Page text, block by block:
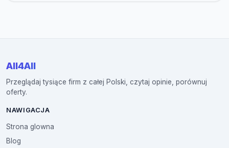
All4All
Przeglądaj tysiące firm z całej Polski, czytaj opinie, porównuj
oferty.
NAWIGACJA
Strona glowna
Blog